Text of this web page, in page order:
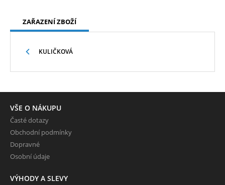
ZAŘAZENÍ ZBOŽÍ
KULIČKOVÁ
VŠE O NÁKUPU
Časté dotazy
Obchodní podmínky
Dopravné
Osobní údaje
VÝHODY A SLEVY